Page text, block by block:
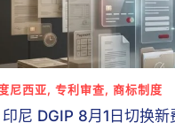
尼西亚, 专利审查, 商标制度
印尼 DGIP 8月1日切换